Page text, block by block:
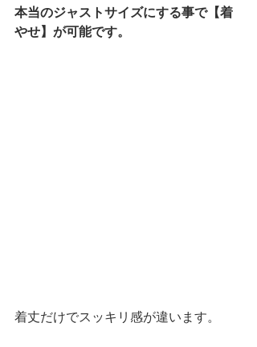
本当のジャストサイズにする事で【着
やせ】が可能です。
着丈だけでスッキリ感が違います。